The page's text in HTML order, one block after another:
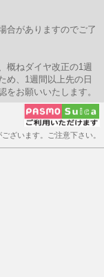
がありますのでご了
概ねダイヤ改正の1週
め、1週間以上先の日
お願いいたします。
ざいます。ご注意下さい。